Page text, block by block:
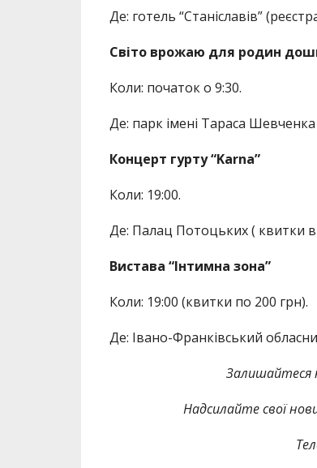
Де: готель “Станіславів”
Світо врожаю для родин
Коли: початок о 9:30.
Де: парк імені Тараса Шевченка
Концерт гурту “Karna”
Коли: 19:00.
Де: Палац Потоцьких ( квитки
Вистава “Інтимна зона”
Коли: 19:00 (квитки по 200 грн).
Де: Івано-Франківський
Залишайтеся
Надсилайте свої